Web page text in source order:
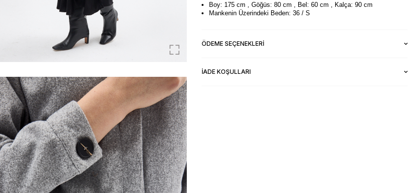
Boy: 175 cm , Göğüs: 80 cm , Bel: 60 cm , Kalça: 90 cm
Mankenin Üzerindeki Beden: 36 / S
ÖDEME SEÇENEKLERI
İADE KOŞULLARI